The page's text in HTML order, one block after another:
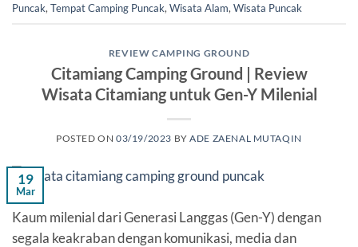
Puncak, Tempat Camping Puncak, Wisata Alam, Wisata Puncak
REVIEW CAMPING GROUND
Citamiang Camping Ground | Review
Wisata Citamiang untuk Gen-Y Milenial
POSTED ON03/19/2023 BYADE ZAENAL MUTAQIN
19
Mar
Kaum milenial dari Generasi Langgas (Gen-Y) dengan
segala keakraban dengan komunikasi, media dan